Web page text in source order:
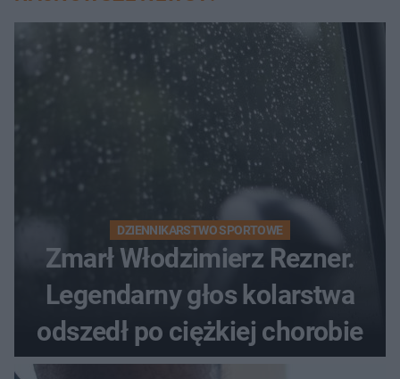
DZIENNIKARSTWO SPORTOWE
Zmarł Włodzimierz Rezner.
Legendarny głos kolarstwa
odszedł po ciężkiej chorobie